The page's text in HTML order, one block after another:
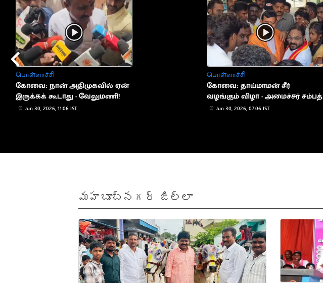
பொள்ளாச்சி
கோவை: நான் அதிமுகவில் ஏன்
இருக்கக் கூடாது - வேலுமணி!
Jun 30, 2026, 11:06 IST
பொள்ளாச்சி
கோவை: தாய்மாமன் சீர்
வழங்கும் விழா - அமைச்சர் சம்பத்
Jun 30, 2026, 07:06 IST
మహబూబ్‌నగర్ జిల్లా